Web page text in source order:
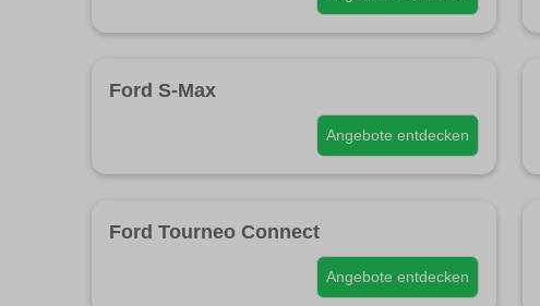
Ford S-Max
Angebote entdecken
Ford Tourneo Connect
Angebote entdecken